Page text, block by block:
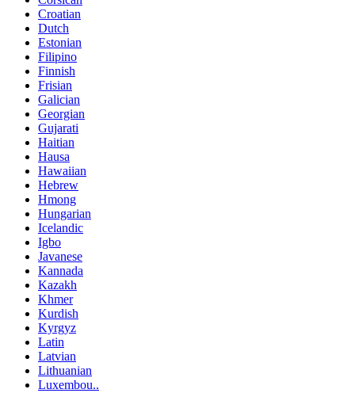
Croatian
Dutch
Estonian
Filipino
Finnish
Frisian
Galician
Georgian
Gujarati
Haitian
Hausa
Hawaiian
Hebrew
Hmong
Hungarian
Icelandic
Igbo
Javanese
Kannada
Kazakh
Khmer
Kurdish
Kyrgyz
Latin
Latvian
Lithuanian
Luxembou..